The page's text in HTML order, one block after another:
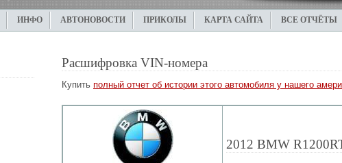
ИНФО АВТОНОВОСТИ ПРИКОЛЫ КАРТА САЙТА ВСЕ ОТЧЁТЫ
Расшифровка VIN-номера
Купить полный отчет об истории этого автомобиля у нашего
2012 BMW